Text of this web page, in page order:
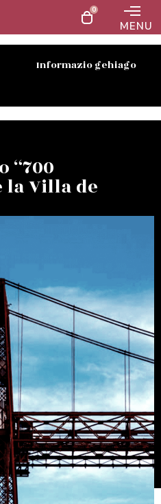
0
MENU
Informazio gehiago
“700
Villa de